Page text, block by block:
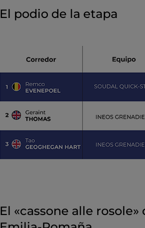
El podio de la etapa
El «cassone alle